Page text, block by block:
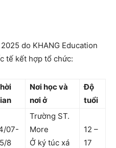
do KHANG Education
tế kết hợp tổ chức:
Nơi học và
nơi ở
Độ
tuổi
07-
8
Trường ST.
More
Ở ký túc xá
12 –
17